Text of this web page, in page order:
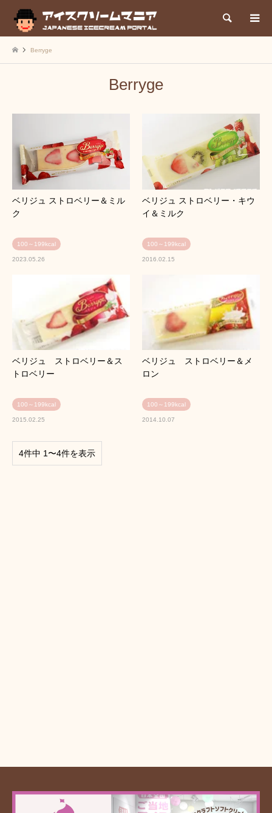
検索
Berryge
Berryge
ベリジュ ストロベリー＆ミル
ク
100～199kcal
2023.05.26
ベリジュ ストロベリー・キウ
イ＆ミルク
100～199kcal
2016.02.15
ベリジュ ストロベリー＆ス
トロベリー
100～199kcal
2015.02.25
ベリジュ ストロベリー＆メ
ロン
100～199kcal
2014.10.07
4件中 1〜4件を表示